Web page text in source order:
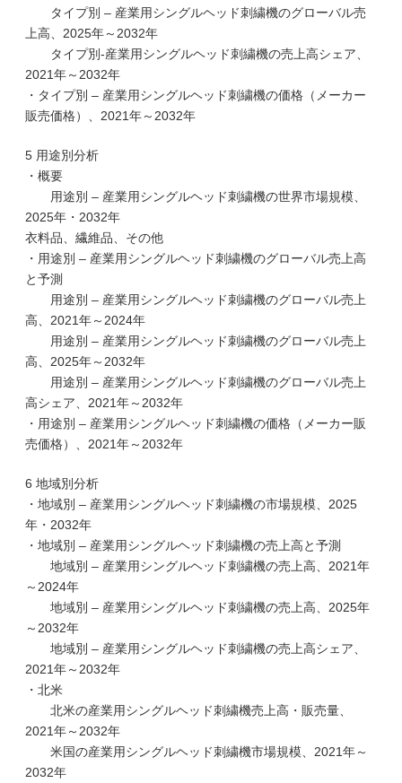
タイプ別 – 産業用シングルヘッド刺繍機のグローバル売
上高、2025年～2032年
タイプ別-産業用シングルヘッド刺繍機の売上高シェア、
2021年～2032年
・タイプ別 – 産業用シングルヘッド刺繍機の価格（メーカー
販売価格）、2021年～2032年
5 用途別分析
・概要
用途別 – 産業用シングルヘッド刺繍機の世界市場規模、
2025年・2032年
衣料品、繊維品、その他
・用途別 – 産業用シングルヘッド刺繍機のグローバル売上高
と予測
用途別 – 産業用シングルヘッド刺繍機のグローバル売上
高、2021年～2024年
用途別 – 産業用シングルヘッド刺繍機のグローバル売上
高、2025年～2032年
用途別 – 産業用シングルヘッド刺繍機のグローバル売上
高シェア、2021年～2032年
・用途別 – 産業用シングルヘッド刺繍機の価格（メーカー販
売価格）、2021年～2032年
6 地域別分析
・地域別 – 産業用シングルヘッド刺繍機の市場規模、2025
年・2032年
・地域別 – 産業用シングルヘッド刺繍機の売上高と予測
地域別 – 産業用シングルヘッド刺繍機の売上高、2021年
～2024年
地域別 – 産業用シングルヘッド刺繍機の売上高、2025年
～2032年
地域別 – 産業用シングルヘッド刺繍機の売上高シェア、
2021年～2032年
・北米
北米の産業用シングルヘッド刺繍機売上高・販売量、
2021年～2032年
米国の産業用シングルヘッド刺繍機市場規模、2021年～
2032年